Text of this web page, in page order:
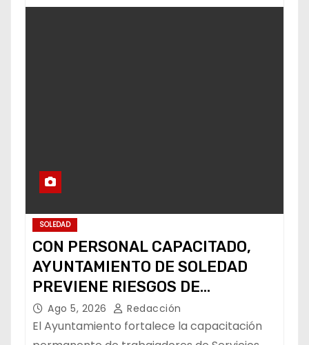
SOLEDAD
CON PERSONAL CAPACITADO,
AYUNTAMIENTO DE SOLEDAD
PREVIENE RIESGOS DE
CABLEADO ELÉCTRICO
Ago 5, 2026 Redacción
El Ayuntamiento fortalece la capacitación